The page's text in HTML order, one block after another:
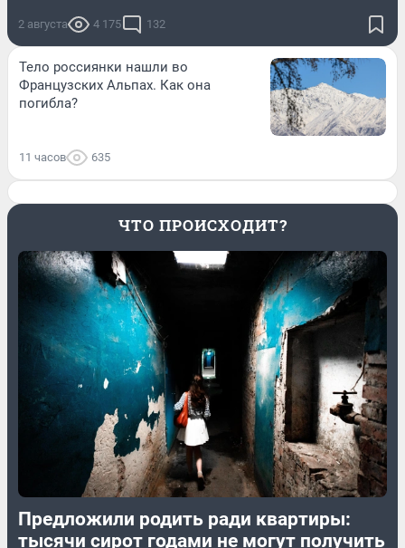
2 августа 4 175 132
Тело россиянки нашли во
Французских Альпах. Как она
погибла?
11 часов 635
ЧТО ПРОИСХОДИТ?
Предложили родить ради квартиры:
тысячи сирот годами не могут получить